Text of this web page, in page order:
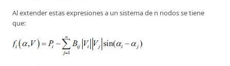
Al extender estas expresiones a un sistema de n nodos se tiene
que: